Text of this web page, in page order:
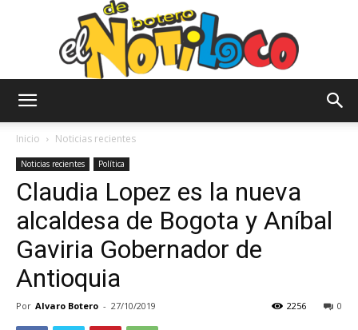
Notiloco
de
Inicio Noticias recientes
Noticias recientes Política
Claudia Lopez es la nueva
alcaldesa de Bogota y Aníbal
Gaviria Gobernador de
Antioquia
Por Alvaro Botero - 27/10/2019 0
2256